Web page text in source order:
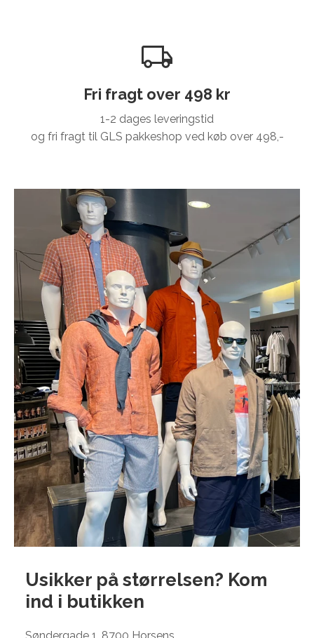
Fri fragt over 498 kr
1-2 dages leveringstid
og fri fragt til GLS pakkeshop ved køb over 498,-
Usikker på størrelsen? Kom
ind i butikken
Søndergade 1, 8700 Horsens